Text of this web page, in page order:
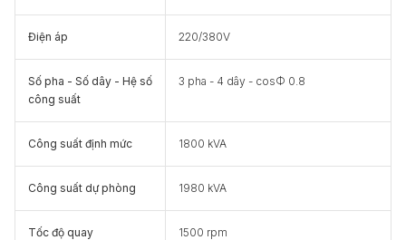
Điện áp 220/380V
Số pha - Số dây - Hệ số
công suất
3 pha - 4 dây - cosФ 0.8
Công suất định mức 1800 kVA
Công suất dự phòng 1980 kVA
Tốc độ quay 1500 rpm